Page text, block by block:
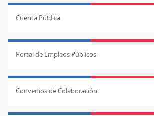
Cuenta Pública
Portal de Empleos Públicos
Convenios de Colaboración